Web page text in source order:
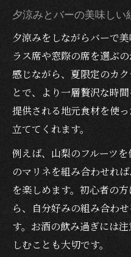
夕涼みとバーの美味しい
夕涼みをしながらバーで
ラス席や窓際の席を選ぶ
感じながら、夏限定のカ
とで、より一層贅沢な時
提供される地元食材を使
立ててくれます。
例えば、山梨のフルーツ
のマリネを組み合わせれ
を楽しめます。初心者の
ら、自分好みの組み合わ
す。お酒の飲み過ぎには
しむことも大切です。